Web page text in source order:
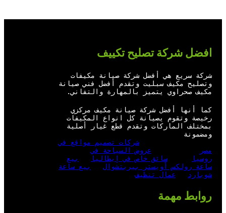
ب ك إ
ن
افضل شركة تصليح تكييف
شركة سريع هي أفضل شركة صيانة مكيفات
وتصليح مكيف سبليت وتقدم أفضل فني صيانة
مكيف صحراوي يتميز بالمهارة والتفاني.
كما أنها أفضل شركة صيانة مكيف مركزي
رخيصة وتقوم يصيانة كل انواع المكيفات
بمختلف الماركات وتقدم قطع غيار أصلية
ومضمونة
شركات تصميم مواقع في
مصر
عروض السياحة في
روسيا
سائق خاص في إيطاليا
بيع
ساعة رولكس أويستر بيربتشوال
بيع ساعة
شوبارد
عمال تنظيف
روابط مهمة